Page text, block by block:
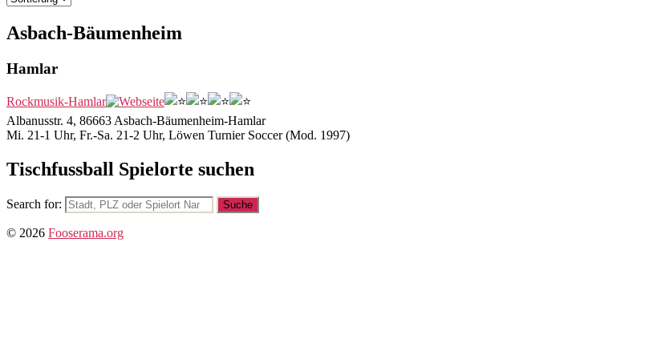
Asbach-Bäumenheim
Hamlar
Rockmusik-Hamlar
Albanusstr. 4, 86663 Asbach-Bäumenheim-Hamlar
Mi. 21-1 Uhr, Fr.-Sa. 21-2 Uhr, Löwen Turnier Soccer (Mod. 1997)
Tischfussball Spielorte suchen
Search for:
© 2026 Fooserama.org